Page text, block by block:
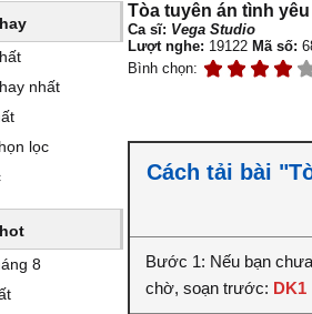
nhất
lọc
8
Tòa tuyên án tình yêu
Ca sĩ: Vega Studio
Lượt nghe: 19122 Mã số:
Bình chọn:
Cách tải bài
Bước 1: Nếu bạn
chờ, soạn trước: DK1